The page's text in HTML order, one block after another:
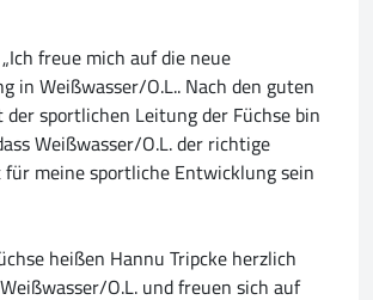
freue mich auf die neue
in Weißwasser/O.L.. Nach den guten
der sportlichen Leitung der Füchse bin
Weißwasser/O.L. der richtige
meine sportliche Entwicklung sein
heißen Hannu Tripcke herzlich
O.L. und freuen sich auf